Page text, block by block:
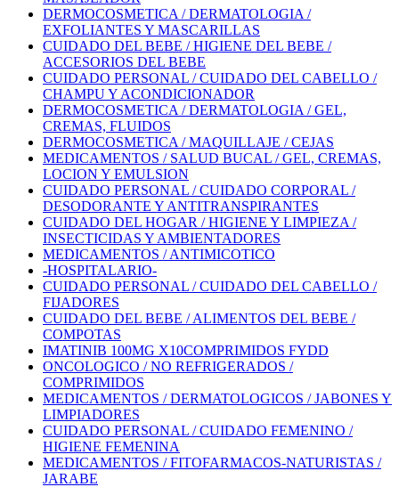
DERMOCOSMETICA / DERMATOLOGIA /
EXFOLIANTES Y MASCARILLAS
CUIDADO DEL BEBE / HIGIENE DEL BEBE /
ACCESORIOS DEL BEBE
CUIDADO PERSONAL / CUIDADO DEL CABELLO /
CHAMPU Y ACONDICIONADOR
DERMOCOSMETICA / DERMATOLOGIA / GEL,
CREMAS, FLUIDOS
DERMOCOSMETICA / MAQUILLAJE / CEJAS
MEDICAMENTOS / SALUD BUCAL / GEL, CREMAS,
LOCION Y EMULSION
CUIDADO PERSONAL / CUIDADO CORPORAL /
DESODORANTE Y ANTITRANSPIRANTES
CUIDADO DEL HOGAR / HIGIENE Y LIMPIEZA /
INSECTICIDAS Y AMBIENTADORES
MEDICAMENTOS / ANTIMICOTICO
-HOSPITALARIO-
CUIDADO PERSONAL / CUIDADO DEL CABELLO /
FIJADORES
CUIDADO DEL BEBE / ALIMENTOS DEL BEBE /
COMPOTAS
IMATINIB 100MG X10COMPRIMIDOS FYDD
ONCOLOGICO / NO REFRIGERADOS /
COMPRIMIDOS
MEDICAMENTOS / DERMATOLOGICOS / JABONES Y
LIMPIADORES
CUIDADO PERSONAL / CUIDADO FEMENINO /
HIGIENE FEMENINA
MEDICAMENTOS / FITOFARMACOS-NATURISTAS /
JARABE